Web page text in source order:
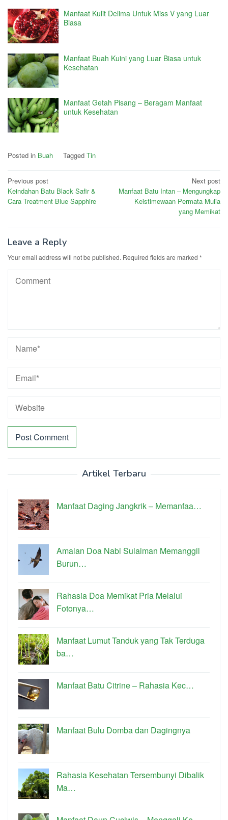
Manfaat Kulit Delima Untuk Miss V yang Luar
Biasa
Manfaat Buah Kuini yang Luar Biasa untuk
Kesehatan
Manfaat Getah Pisang – Beragam Manfaat
untuk Kesehatan
Posted in Buah Tagged Tin
Post
navigation
Previous post
Keindahan Batu Black Safir &
Cara Treatment Blue Sapphire
Next post
Manfaat Batu Intan – Mengungkap
Keistimewaan Permata Mulia
yang Memikat
Leave a Reply
Your email address will not be published. Required fields are marked *
Artikel Terbaru
Manfaat Daging Jangkrik – Memanfaa…
Amalan Doa Nabi Sulaiman Memanggil
Burun…
Rahasia Doa Memikat Pria Melalui
Fotonya…
Manfaat Lumut Tanduk yang Tak Terduga
ba…
Manfaat Batu Citrine – Rahasia Kec…
Manfaat Bulu Domba dan Dagingnya
Rahasia Kesehatan Tersembunyi Dibalik
Ma…